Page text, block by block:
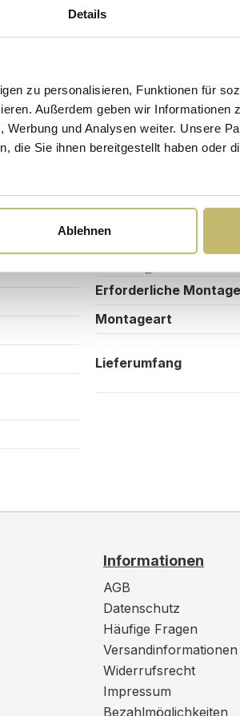
Details
zu personalisieren, Funktionen für
Außerdem geben wir Informationen
und Analysen weiter. Unsere
die Sie ihnen bereitgestellt haben oder
Ablehnen
Pflegehinweise
Farbe
Farbe Tischplatte
Möbel Form
Erforderliche Montage
Montageart
Lieferumfang
Informationen
AGB
Datenschutz
Häufige Fragen
Versandinformationen
Widerrufsrecht
Impressum
Bezahlmöglichkeiten